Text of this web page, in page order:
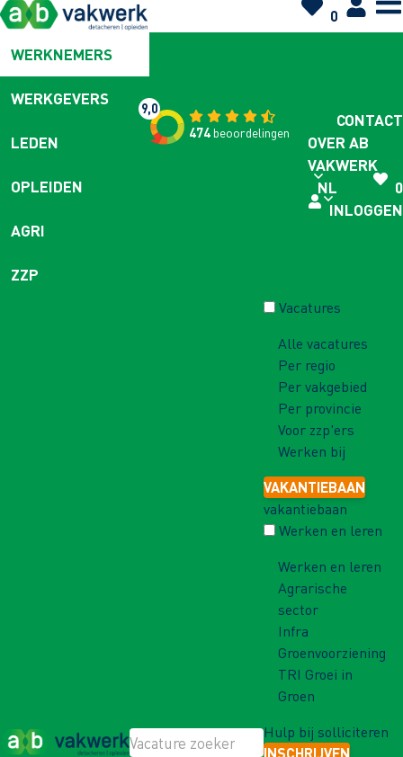
0
WERKNEMERS
WERKGEVERS
LEDEN
OPLEIDEN
AGRI
ZZP
9,0
474beoordelingen
CONTACT
OVER AB
VAKWERK
NL
0
INLOGGEN
Vacatures
Alle vacatures
Per regio
Per vakgebied
Per provincie
Voor zzp'ers
Werken bij
VAKANTIEBAAN
vakantiebaan
Werken en leren
Werken en leren
Agrarische
sector
Infra
Groenvoorziening
TRI Groei in
Groen
Hulp bij solliciteren
INSCHRIJVEN